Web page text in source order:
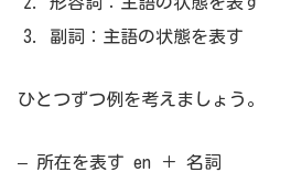
副詞：主語の状態を表す
ひとつずつ例を考えましょう。
– 所在を表す en ＋ 名詞